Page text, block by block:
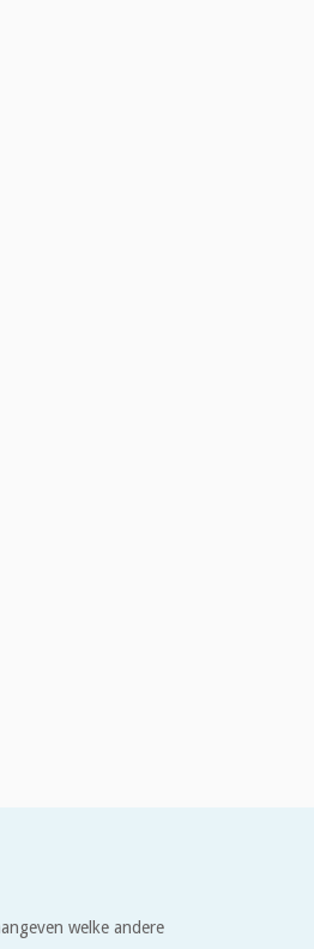
welke andere